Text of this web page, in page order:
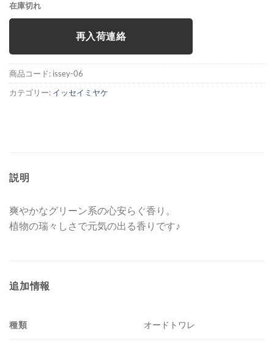
在庫切れ
再入荷連絡
商品コード: issey-06
カテゴリー: イッセイミヤケ
説明
爽やかなグリーン系の心安らぐ香り。
植物の瑞々しさで元気の出る香りです♪
追加情報
種類 オードトワレ